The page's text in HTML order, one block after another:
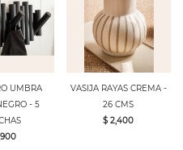
UMBRA
- 5
VASIJA RAYAS CREMA -
26 CMS
$ 2,400